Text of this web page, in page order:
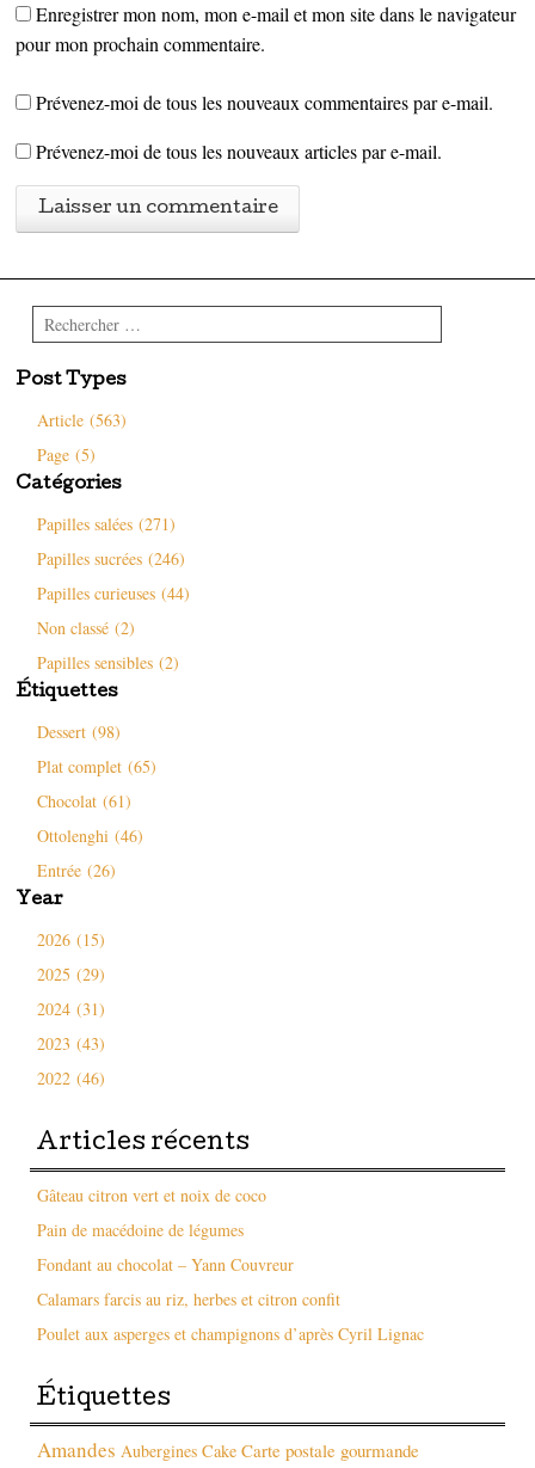
Enregistrer mon nom, mon e-mail et mon site dans le navigateur
pour mon prochain commentaire.
Prévenez-moi de tous les nouveaux commentaires par e-mail.
Prévenez-moi de tous les nouveaux articles par e-mail.
Rechercher
Post Types
Article (563)
Page (5)
Catégories
Papilles salées (271)
Papilles sucrées (246)
Papilles curieuses (44)
Non classé (2)
Papilles sensibles (2)
Étiquettes
Dessert (98)
Plat complet (65)
Chocolat (61)
Ottolenghi (46)
Entrée (26)
Year
2026 (15)
2025 (29)
2024 (31)
2023 (43)
2022 (46)
Articles récents
Gâteau citron vert et noix de coco
Pain de macédoine de légumes
Fondant au chocolat – Yann Couvreur
Calamars farcis au riz, herbes et citron confit
Poulet aux asperges et champignons d’après Cyril Lignac
Étiquettes
Amandes Aubergines Cake Carte postale gourmande